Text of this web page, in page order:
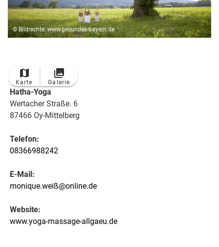
© Bildrechte: www.gesundes-bayern.de
Karte Galerie
Hatha-Yoga
Wertacher Straße. 6
87466 Oy-Mittelberg
Telefon:
08366988242
E-Mail:
monique.weiß@online.de
Website:
www.yoga-massage-allgaeu.de